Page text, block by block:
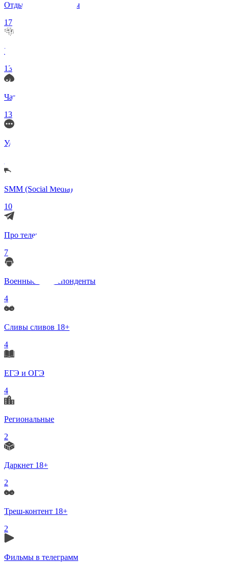
Отдых и Развлечения
17
Нейросети и ИИ
13
Чаты по интересам
13
Удаленка (Работа)
SMM (Social Media)
10
Про телеграмм
7
Военные корреспонденты
4
Сливы сливов 18+
4
ЕГЭ и ОГЭ
4
Региональные
2
Даркнет 18+
2
Треш-контент 18+
2
Фильмы в телеграмм